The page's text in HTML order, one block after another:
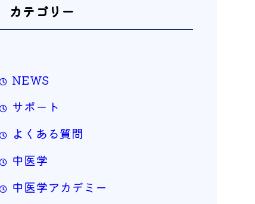
カテゴリー
NEWS
サポート
よくある質問
中医学
中医学アカデミー